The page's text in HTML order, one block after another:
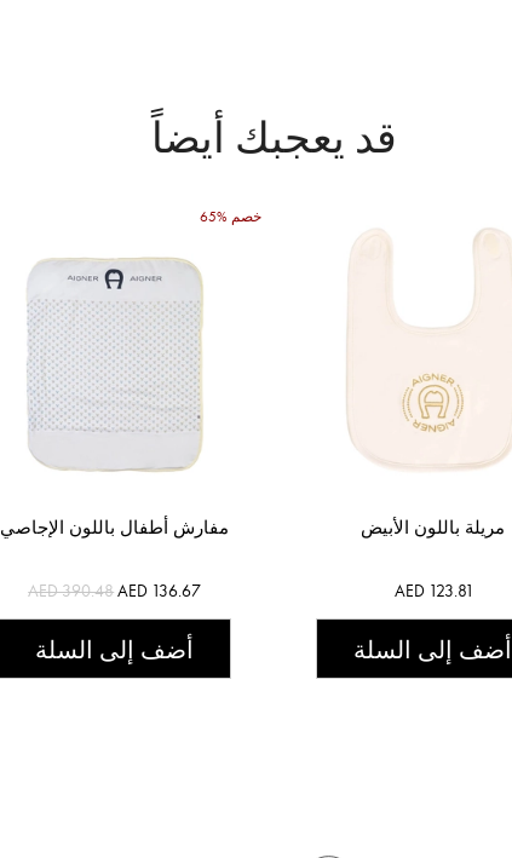
قد يعجبك أيضاً
65% خصم
مفارش أطفال باللون الإجاصي
AED 390.48AED 136.67
أضف إلى السلة
مريلة باللون الأبيض
AED 123.81
أضف إلى السلة